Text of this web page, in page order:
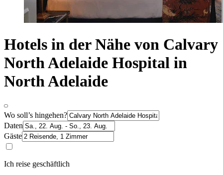
Hotels in der Nähe von Calvary
North Adelaide Hospital in
North Adelaide
Wo soll’s hingehen?
Daten
Gäste
Ich reise geschäftlich